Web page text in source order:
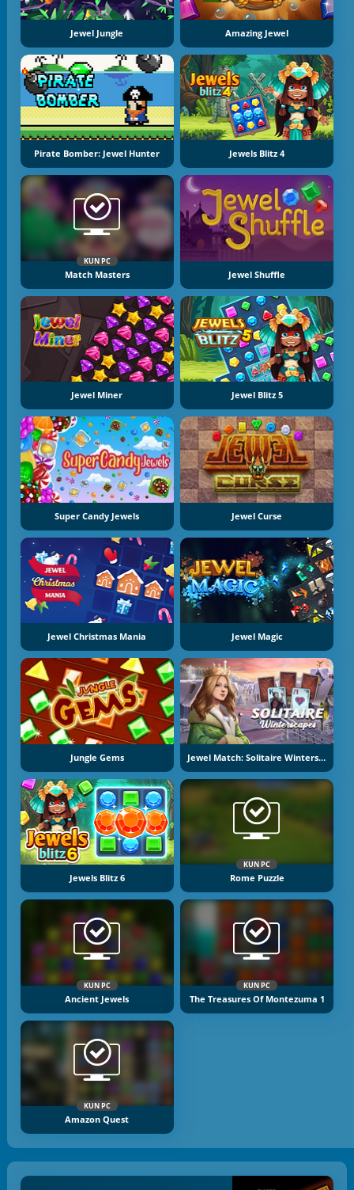
Jewel Jungle Amazing Jewel
Pirate Bomber: Jewel Hunter Jewels Blitz 4
KUN PC
Match Masters Jewel Shuffle
Jewel Miner Jewel Blitz 5
Super Candy Jewels Jewel Curse
Jewel Christmas Mania Jewel Magic
Jungle Gems Jewel Match: Solitaire Winterscapes
Jewels Blitz 6
KUN PC
Rome Puzzle
KUN PC
Ancient Jewels
KUN PC
The Treasures Of Montezuma 1
KUN PC
Amazon Quest